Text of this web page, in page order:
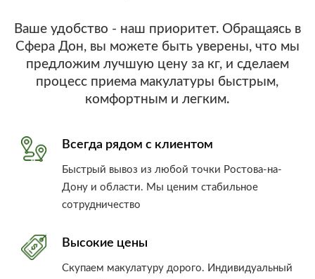
Ваше удобство - наш приоритет. Обращаясь в
Сфера Дон, вы можете быть уверены, что мы
предложим лучшую цену за кг, и сделаем
процесс приема макулатуры быстрым,
комфортным и легким.
Всегда рядом с клиентом
Быстрый вывоз из любой точки Ростова-на-
Дону и области. Мы ценим стабильное
сотрудничество
Высокие цены
Скупаем макулатуру дорого. Индивидуальный